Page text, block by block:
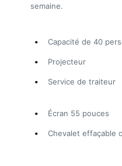
semaine.
Capacité de 40
Projecteur
Service de traiteur
Écran 55 pouces
Chevalet effaçable